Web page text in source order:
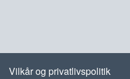
Vilkår og privatlivspolitik